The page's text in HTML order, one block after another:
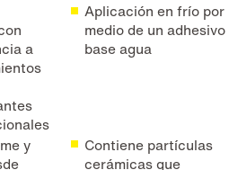
a
Aplicación en frío por
medio de un adhesivo
base agua
y
Contiene partículas
cerámicas que